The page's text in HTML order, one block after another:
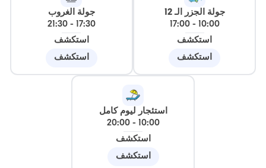
جولة الجزر الـ 12
10:00
-
17:00
استكشف
استكشف
جولة الغروب
17:30
-
21:30
استكشف
استكشف
استئجار ليوم كامل
10:00
-
20:00
استكشف
استكشف